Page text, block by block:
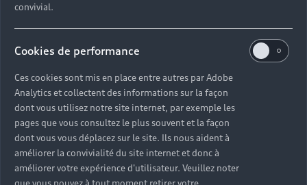
convivial.
Cookies de performance
Ces cookies sont mis en place entre autres par Adobe
Analytics et collectent des informations sur la façon
dont vous utilisez notre site internet, par exemple les
pages que vous consultez le plus souvent et la façon
dont vous vous déplacez sur le site. Ils nous aident à
améliorer la convivialité du site internet et donc à
améliorer votre expérience d'utilisateur. Veuillez noter